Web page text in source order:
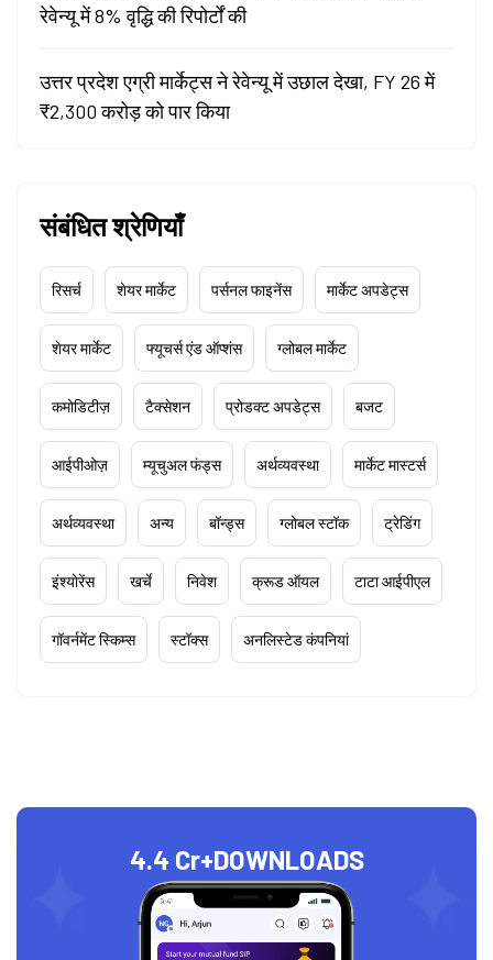
रेवेन्यू में 8% वृद्धि की रिपोर्टों की
उत्तर प्रदेश एग्री मार्केट्स ने रेवेन्यू में उछाल देखा, FY 26 में
₹2,300 करोड़ को पार किया
संबंधित श्रेणियाँ
रिसर्च शेयर मार्केट पर्सनल फाइनेंस मार्केट अपडेट्स
शेयर मार्केट फ्यूचर्स एंड ऑप्शंस ग्लोबल मार्केट
कमोडिटीज़ टैक्सेशन प्रोडक्ट अपडेट्स बजट
आईपीओज़ म्यूचुअल फंड्स अर्थव्यवस्था मार्केट मास्टर्स
अर्थव्यवस्था अन्य बॉन्ड्स ग्लोबल स्टॉक ट्रेडिंग
इंश्योरेंस खर्चे निवेश क्रूड ऑयल टाटा आईपीएल
गॉवर्नमेंट स्किम्स स्टॉक्स अनलिस्टेड कंपनियां
4.4 Cr+DOWNLOADS